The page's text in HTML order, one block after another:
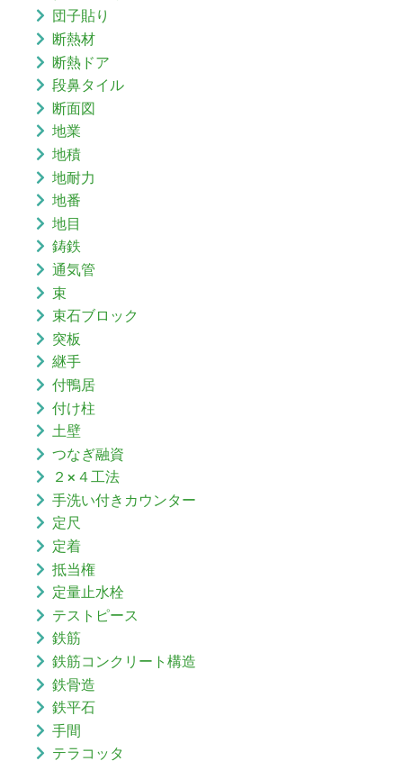
団子貼り
断熱材
断熱ドア
段鼻タイル
断面図
地業
地積
地耐力
地番
地目
鋳鉄
通気管
束
束石ブロック
突板
継手
付鴨居
付け柱
土壁
つなぎ融資
２×４工法
手洗い付きカウンター
定尺
定着
抵当権
定量止水栓
テストピース
鉄筋
鉄筋コンクリート構造
鉄骨造
鉄平石
手間
テラコッタ